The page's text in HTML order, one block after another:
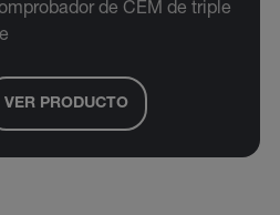
de CEM de triple
VER PRODUCTO